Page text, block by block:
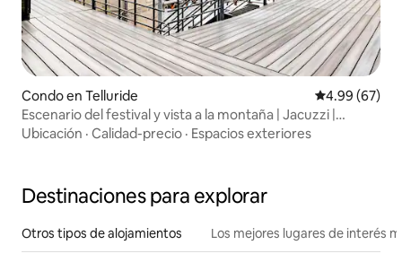
Condo en Telluride Calificación
4.99 (67)
Escenario del festival y vista a la montaña | Jacuzzi |
Estacionamiento
Ubicación · Calidad-precio · Espacios exteriores
Destinaciones para explorar
Otros tipos de alojamientos Los mejores lugares de interés